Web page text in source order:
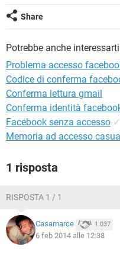
Share
Potrebbe anche
Problema accesso
Codice di conferma
Conferma lettura gmail
Conferma identità
Facebook senza accesso ✓
Memoria ad accesso
1 risposta
RISPOSTA 1 / 1
Casamarce 1.037
6 feb 2014 alle 12:38